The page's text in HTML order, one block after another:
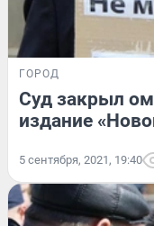
ГОРОД
Суд закрыл
издание
5 сентября, 2021, 19:40